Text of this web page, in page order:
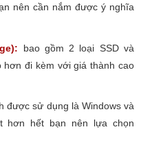
nên cần nắm được ý nghĩa
bao gồm 2 loại SSD và
hơn đi kèm với giá thành cao
được sử dụng là Windows và
hơn hết bạn nên lựa chọn